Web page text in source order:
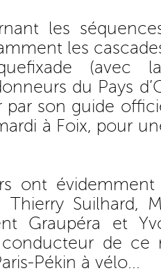
les
les
(avec
du Pays
par son guide
à Foix, pour
ont
Thierry Suilhard,
Graupéra et
de ce
Pékin à vélo...